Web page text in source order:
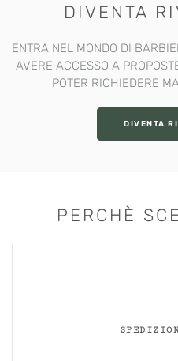
DIVENTA
ENTRA NEL MONDO DI
AVERE ACCESSO A
POTER RICHIEDERE
DIVENTA
PERCHÈ